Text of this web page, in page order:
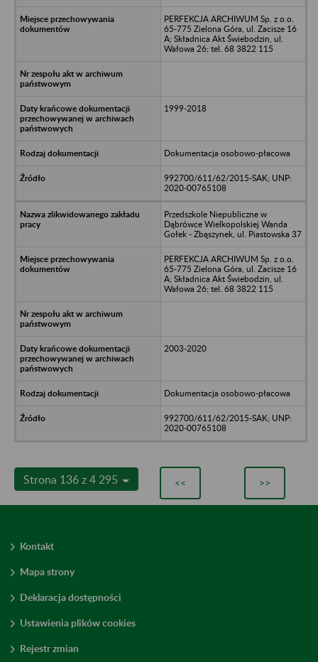
PERFEKCJA ARCHIWUM Sp. z o.o.
65-775 Zielona Góra, ul. Zacisze 16
A; Składnica Akt Świebodzin, ul.
Wałowa 26; tel. 68 3822 115
1999-2018
Dokumentacja osobowo-płacowa
992700/611/62/2015-SAK; UNP:
2020-00765108
Przedszkole Niepubliczne w
Dąbrówce Wielkopolskiej Wanda
Gołek - Zbąszynek, ul. Piastowska 37
PERFEKCJA ARCHIWUM Sp. z o.o.
65-775 Zielona Góra, ul. Zacisze 16
A; Składnica Akt Świebodzin, ul.
Wałowa 26; tel. 68 3822 115
2003-2020
Dokumentacja osobowo-płacowa
992700/611/62/2015-SAK; UNP:
2020-00765108
Strona 136 z 4 295 << >>
Kontakt
Mapa strony
Deklaracja dostępności
Ustawienia plików cookies
Rejestr zmian